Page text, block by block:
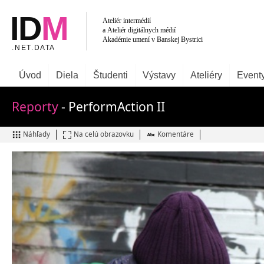
Úvod Diela Študenti Výstavy Ateliéry
Reporty- PerformAction II
Náhľady Na celú obrazovku Komentáre